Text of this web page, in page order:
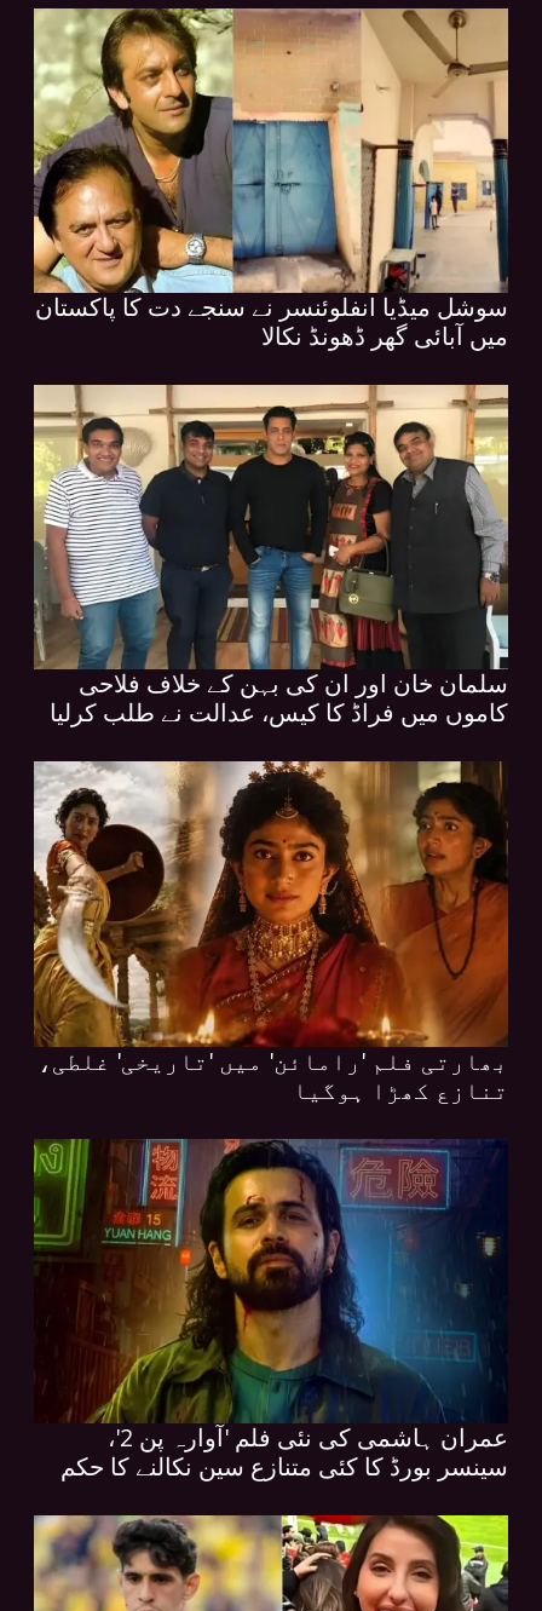
سوشل میڈیا انفلوئنسر نے سنجے دت کا پاکستان
میں آبائی گھر ڈھونڈ نکالا
سلمان خان اور ان کی بہن کے خلاف فلاحی
کاموں میں فراڈ کا کیس، عدالت نے طلب کرلیا
بھارتی فلم 'رامائن' میں 'تاریخی' غلطی،
تنازع کھڑا ہوگیا
عمران ہاشمی کی نئی فلم 'آوارہ پن 2'،
سینسر بورڈ کا کئی متنازع سین نکالنے کا حکم